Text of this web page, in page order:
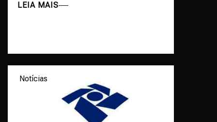
LEIA MAIS
Notícias